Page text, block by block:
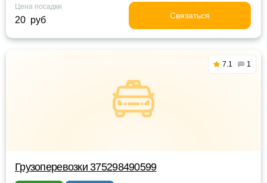
Цена посадки
20 руб Связаться
7.1 1
Грузоперевозки 375298490599